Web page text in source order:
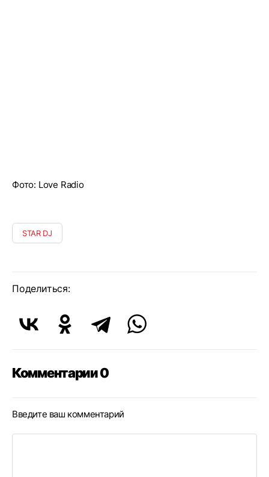
Фото: Love Radio
STAR DJ
Поделиться:
Комментарии 0
Введите ваш комментарий